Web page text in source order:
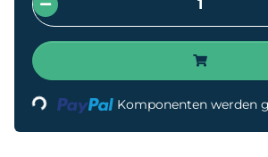
Loading... Komponenten werden